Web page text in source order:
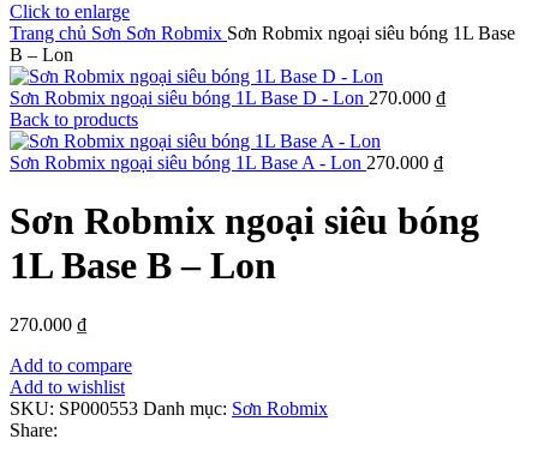
Click to enlarge
Trang chủ Sơn Sơn Robmix Sơn Robmix ngoại siêu bóng 1L Base
B – Lon
Sơn Robmix ngoại siêu bóng 1L Base D - Lon 270.000 ₫
Back to products
Sơn Robmix ngoại siêu bóng 1L Base A - Lon 270.000 ₫
Sơn Robmix ngoại siêu bóng
1L Base B – Lon
270.000 ₫
Add to compare
Add to wishlist
SKU: SP000553 Danh mục: Sơn Robmix
Share: